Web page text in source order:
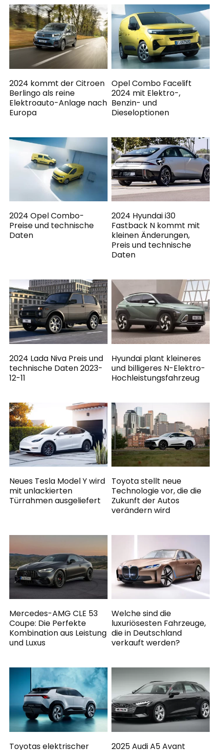
2024 kommt der Citroen
Berlingo als reine
Elektroauto-Anlage nach
Europa
Opel Combo Facelift
2024 mit Elektro-,
Benzin- und
Dieseloptionen
2024 Opel Combo-
Preise und technische
Daten
2024 Hyundai i30
Fastback N kommt mit
kleinen Änderungen,
Preis und technische
Daten
2024 Lada Niva Preis und
technische Daten 2023-
12-11
Hyundai plant kleineres
und billigeres N-Elektro-
Hochleistungsfahrzeug
Neues Tesla Model Y wird
mit unlackierten
Türrahmen ausgeliefert
Toyota stellt neue
Technologie vor, die die
Zukunft der Autos
verändern wird
Mercedes-AMG CLE 53
Coupe: Die Perfekte
Kombination aus Leistung
und Luxus
Welche sind die
luxuriösesten Fahrzeuge,
die in Deutschland
verkauft werden?
Toyotas elektrischer 2025 Audi A5 Avant